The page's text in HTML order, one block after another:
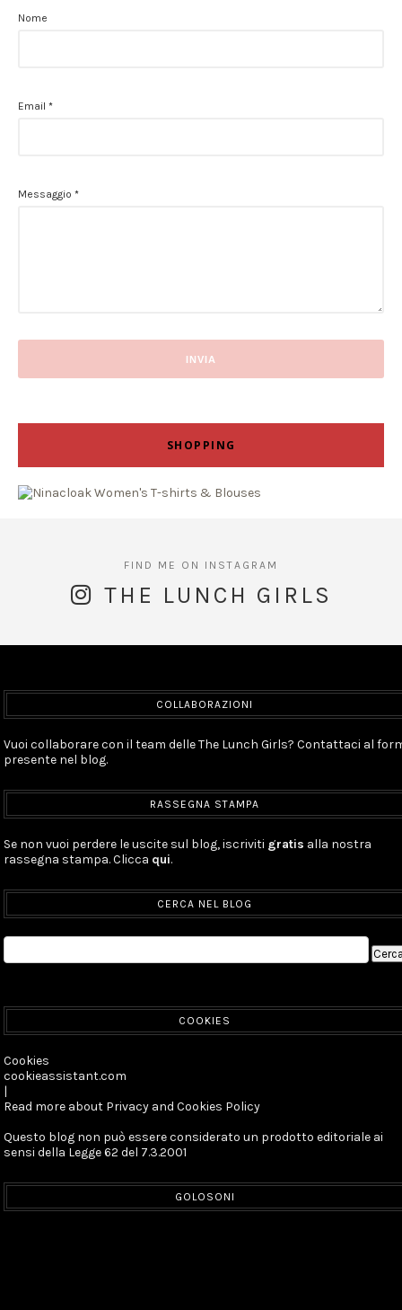
Nome
Email *
Messaggio *
SHOPPING
THE LUNCH GIRLS
COLLABORAZIONI
Vuoi collaborare con il team delle The Lunch Girls? Contattaci al
presente nel blog.
RASSEGNA STAMPA
Se non vuoi perdere le uscite sul blog, iscriviti gratis alla nostra
rassegna stampa. Clicca qui.
CERCA NEL BLOG
COOKIES
Cookies
cookieassistant.com
|
Read more about Privacy and Cookies Policy
Questo blog non può essere considerato un prodotto editoriale ai
sensi della Legge 62 del 7.3.2001
GOLOSONI